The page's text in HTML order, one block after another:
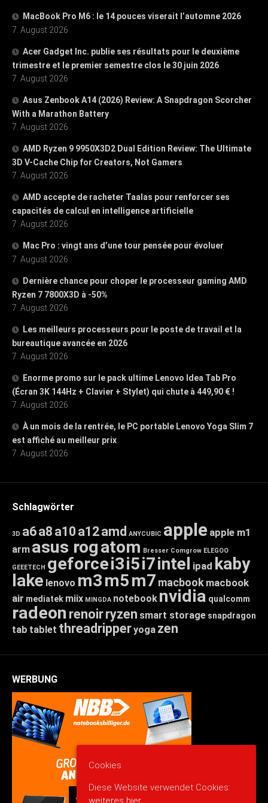
MacBook Pro M6 : le 14 pouces viserait l’automne 2026
7. August 2026
Acer Gadget Inc. publie ses résultats pour le deuxième
trimestre et le premier semestre clos le 30 juin 2026
7. August 2026
Asus Zenbook A14 (2026) Review: A Snapdragon Scorcher
With a Marathon Battery
7. August 2026
AMD Ryzen 9 9950X3D2 Dual Edition Review: The Ultimate
3D V-Cache Chip for Creators, Not Gamers
7. August 2026
AMD accepte de racheter Taalas pour renforcer ses
capacités de calcul en intelligence artificielle
7. August 2026
Mac Pro : vingt ans d’une tour pensée pour évoluer
7. August 2026
Dernière chance pour choper le processeur gaming AMD
Ryzen 7 7800X3D à -50%
7. August 2026
Les meilleurs processeurs pour le poste de travail et la
bureautique avancée en 2026
7. August 2026
Enorme promo sur le pack ultime Lenovo Idea Tab Pro
(Écran 3K 144Hz + Clavier + Stylet) qui chute à 449,90 € !
7. August 2026
À un mois de la rentrée, le PC portable Lenovo Yoga Slim 7
est affiché au meilleur prix
7. August 2026
Schlagwörter
3D a6a8 a10 a12amd ANYCUBIC apple apple m1
arm asus rogatom Bresser Comgrow ELEGOO
GEEETECH geforcei3i5i7intel ipad kaby
lake lenovo m3m5m7 macbook macbook
air mediatek miix MINGDA notebook nvidia qualcomm
radeon renoirryzen smart storage snapdragon
tab tablet threadripperyoga zen
WERBUNG
Cookies
Diese Website verwendet Cookies:
weiteres hier.